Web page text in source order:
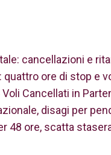
cancellazioni e
ore di stop e
Cancellati in
disagi per
48 ore, scatta